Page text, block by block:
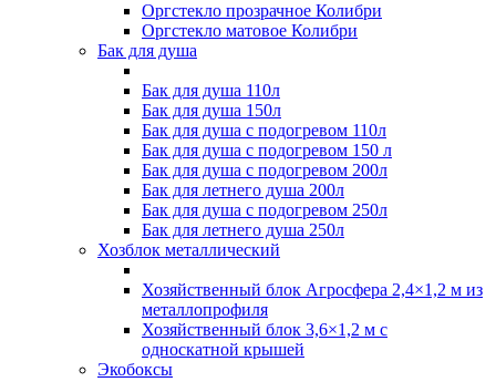
Оргстекло прозрачное Колибри
Оргстекло матовое Колибри
Бак для душа
Бак для душа 110л
Бак для душа 150л
Бак для душа с подогревом 110л
Бак для душа с подогревом 150 л
Бак для душа с подогревом 200л
Бак для летнего душа 200л
Бак для душа с подогревом 250л
Бак для летнего душа 250л
Хозблок металлический
Хозяйственный блок Агросфера 2,4×1,2 м из
металлопрофиля
Хозяйственный блок 3,6×1,2 м с
односкатной крышей
Экобоксы